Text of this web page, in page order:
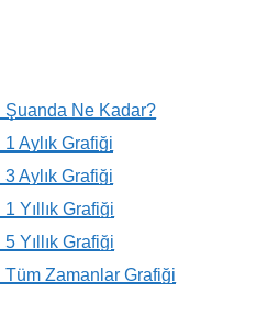
Ne Kadar?
Aylık Grafiği
Aylık Grafiği
Yıllık Grafiği
Yıllık Grafiği
Zamanlar Grafiği